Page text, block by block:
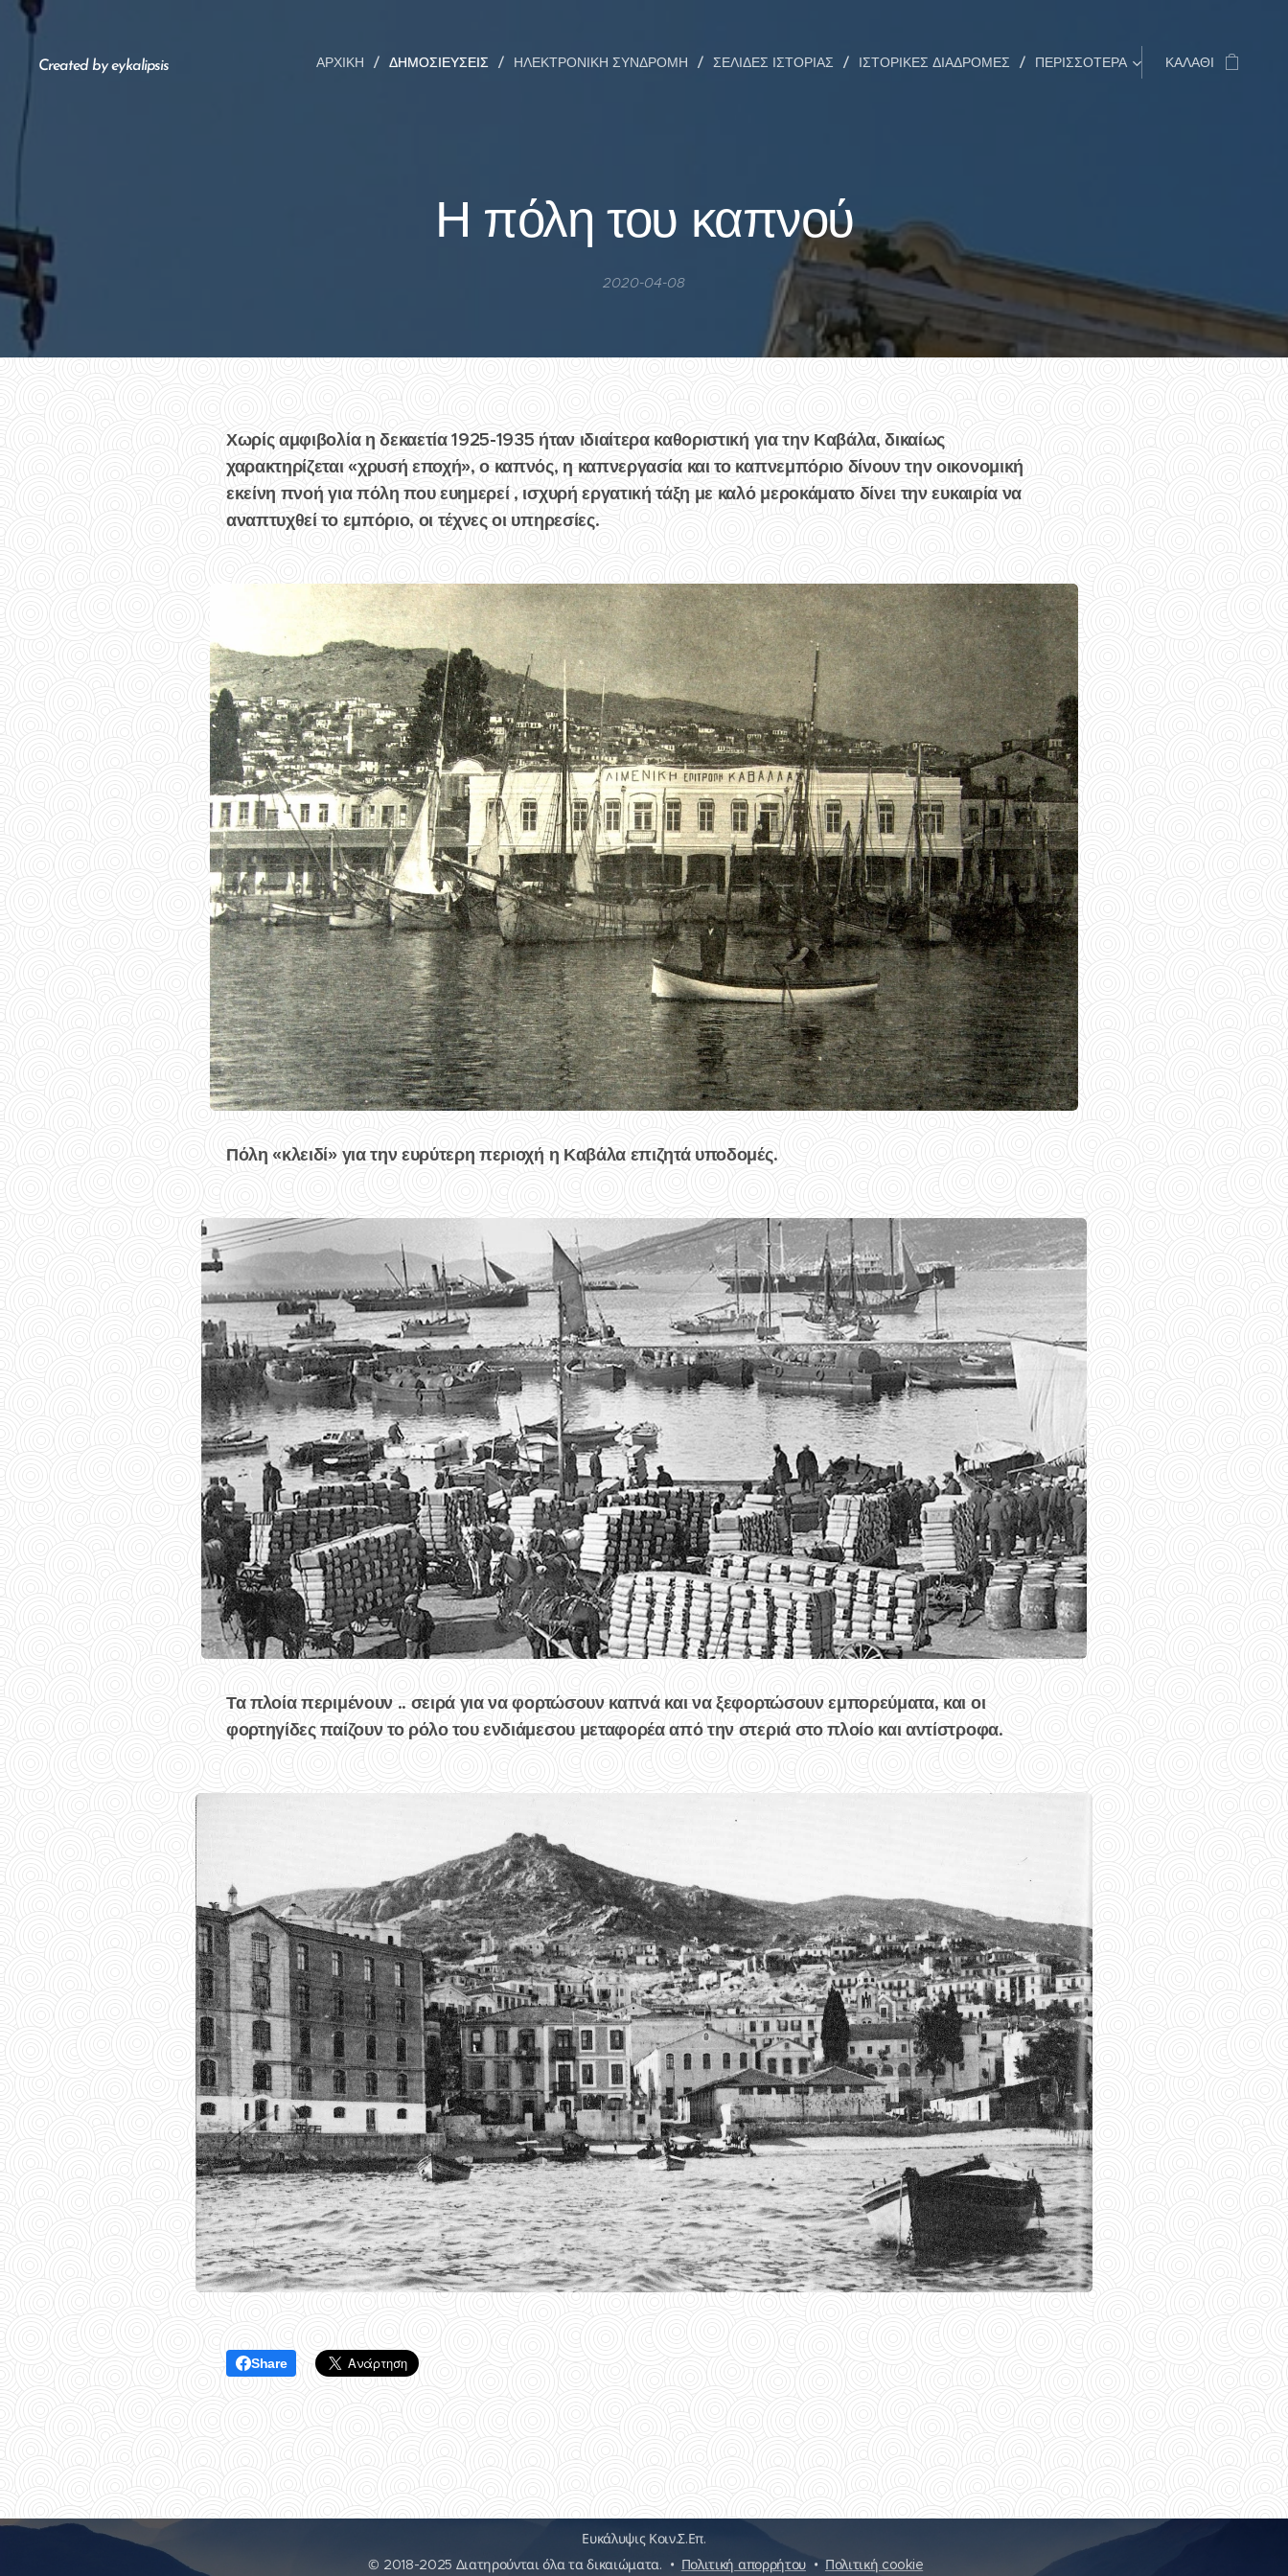
Created by eykalipsis ΑΡΧΙΚΉ ΔΗΜΟΣΙΕΎΣΕΙΣ ΗΛΕΚΤΡΟΝΙΚΉ ΣΥΝΔΡΟΜΉ ΣΕΛΊΔΕΣ ΙΣΤΟΡΊΑΣ ΙΣΤΟΡΙΚΈΣ ΔΙΑΔΡΟΜΈΣ ΠΕΡΙΣΣΌΤΕΡΑ ΚΑΛΆΘΙ
Η πόλη του καπνού
2020-04-08
Χωρίς αμφιβολία η δεκαετία 1925-1935 ήταν ιδιαίτερα καθοριστική για την Καβάλα, δικαίως
χαρακτηρίζεται «χρυσή εποχή», ο καπνός, η καπνεργασία και το καπνεμπόριο δίνουν την οικονομική
εκείνη πνοή για πόλη που ευημερεί , ισχυρή εργατική τάξη με καλό μεροκάματο δίνει την ευκαιρία να
αναπτυχθεί το εμπόριο, οι τέχνες οι υπηρεσίες.
Πόλη «κλειδί» για την ευρύτερη περιοχή η Καβάλα επιζητά υποδομές.
Τα πλοία περιμένουν .. σειρά για να φορτώσουν καπνά και να ξεφορτώσουν εμπορεύματα, και οι
φορτηγίδες παίζουν το ρόλο του ενδιάμεσου μεταφορέα από την στεριά στο πλοίο και αντίστροφα.
Share
Ευκάλυψις Κοιν.Σ.Επ.
© 2018-2025 Διατηρούνται όλα τα δικαιώματα.
Πολιτική απορρήτου Πολιτική cookie